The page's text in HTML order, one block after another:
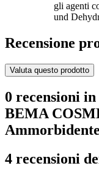
gli agenti
und
Recensione
Valuta questo prodotto
0 recensioni
BEMA
4 recensioni